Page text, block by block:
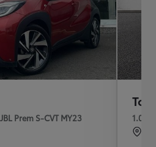
Prem S-CVT MY23
1.0